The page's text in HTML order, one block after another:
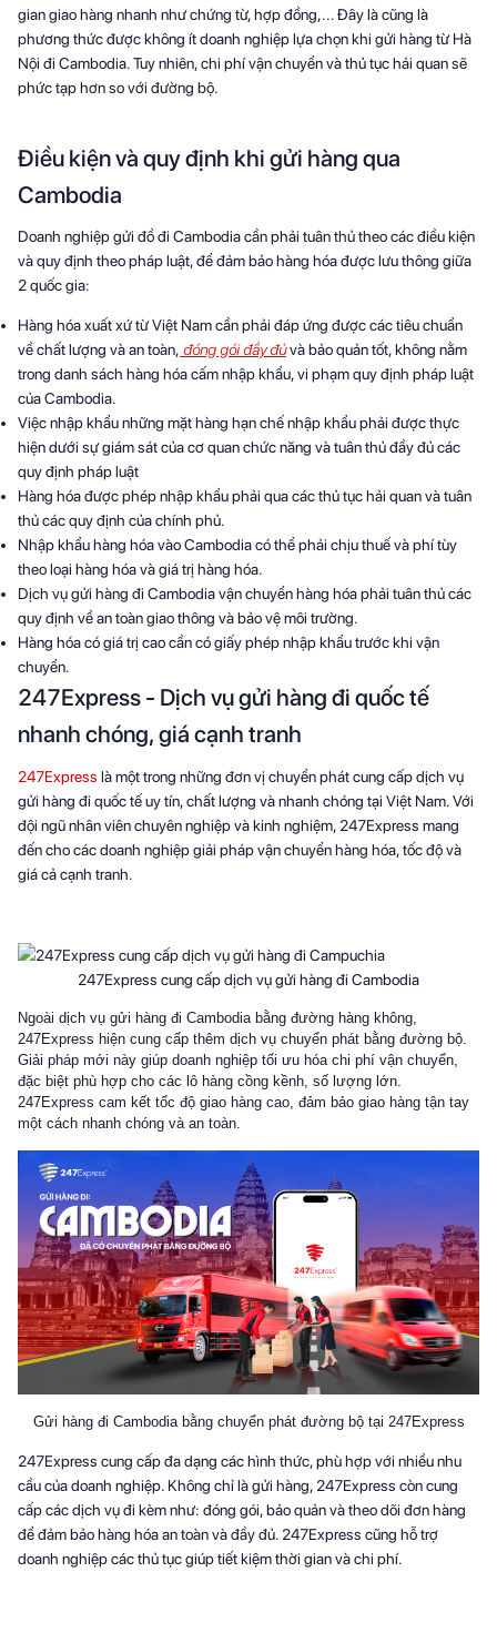
gian giao hàng nhanh như chứng từ, hợp đồng,... Đây là cũng là
phương thức được không ít doanh nghiệp lựa chọn khi gửi hàng từ Hà
Nội đi Cambodia. Tuy nhiên, chi phí vận chuyển và thủ tục hải quan sẽ
phức tạp hơn so với đường bộ.
Điều kiện và quy định khi gửi hàng qua
Cambodia
Doanh nghiệp gửi đồ đi Cambodia cần phải tuân thủ theo các điều kiện
và quy định theo pháp luật, để đảm bảo hàng hóa được lưu thông giữa
2 quốc gia:
Hàng hóa xuất xứ từ Việt Nam cần phải đáp ứng được các tiêu chuẩn
về chất lượng và an toàn, đóng gói đầy đủvà bảo quản tốt, không nằm
trong danh sách hàng hóa cấm nhập khẩu, vi phạm quy định pháp luật
của Cambodia.
Việc nhập khẩu những mặt hàng hạn chế nhập khẩu phải được thực
hiện dưới sự giám sát của cơ quan chức năng và tuân thủ đầy đủ các
quy định pháp luật
Hàng hóa được phép nhập khẩu phải qua các thủ tục hải quan và tuân
thủ các quy định của chính phủ.
Nhập khẩu hàng hóa vào Cambodia có thể phải chịu thuế và phí tùy
theo loại hàng hóa và giá trị hàng hóa.
Dịch vụ gửi hàng đi Cambodia vận chuyển hàng hóa phải tuân thủ các
quy định về an toàn giao thông và bảo vệ môi trường.
Hàng hóa có giá trị cao cần có giấy phép nhập khẩu trước khi vận
chuyển.
247Express - Dịch vụ gửi hàng đi quốc tế
nhanh chóng, giá cạnh tranh
247Express là một trong những đơn vị chuyển phát cung cấp dịch vụ
gửi hàng đi quốc tế uy tín, chất lượng và nhanh chóng tại Việt Nam. Với
đội ngũ nhân viên chuyên nghiệp và kinh nghiệm, 247Express mang
đến cho các doanh nghiệp giải pháp vận chuyển hàng hóa, tốc độ và
giá cả cạnh tranh.
247Express cung cấp dịch vụ gửi hàng đi Cambodia
Ngoài dịch vụ gửi hàng đi Cambodia bằng đường hàng không,
247Express hiện cung cấp thêm dịch vụ chuyển phát bằng đường bộ.
Giải pháp mới này giúp doanh nghiệp tối ưu hóa chi phí vận chuyển,
đặc biệt phù hợp cho các lô hàng cồng kềnh, số lượng lớn.
247Express cam kết tốc độ giao hàng cao, đảm bảo giao hàng tận tay
một cách nhanh chóng và an toàn.
Gửi hàng đi Cambodia bằng chuyển phát đường bộ tại 247Express
247Express cung cấp đa dạng các hình thức, phù hợp với nhiều nhu
cầu của doanh nghiệp. Không chỉ là gửi hàng, 247Express còn cung
cấp các dịch vụ đi kèm như: đóng gói, bảo quản và theo dõi đơn hàng
để đảm bảo hàng hóa an toàn và đầy đủ. 247Express cũng hỗ trợ
doanh nghiệp các thủ tục giúp tiết kiệm thời gian và chi phí.